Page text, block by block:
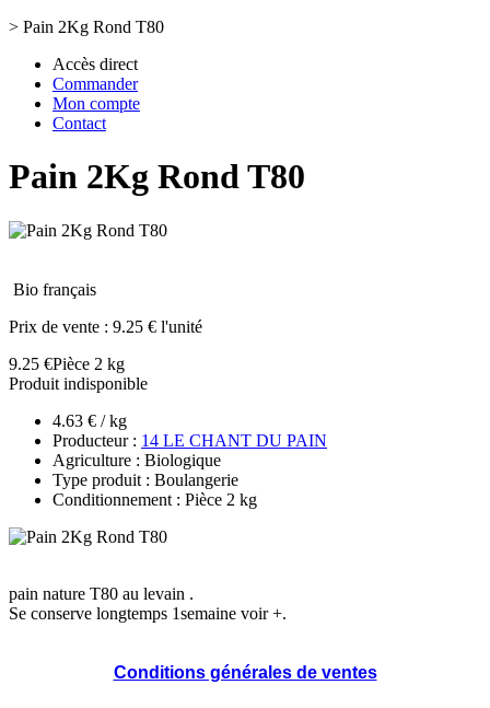
> Pain 2Kg Rond T80
Accès direct
Commander
Mon compte
Contact
Pain 2Kg Rond T80
Bio français
Prix de vente : 9.25 € l'unité
9.25 €Pièce 2 kg
Produit indisponible
4.63 € / kg
Producteur : 14 LE CHANT DU PAIN
Agriculture : Biologique
Type produit : Boulangerie
Conditionnement : Pièce 2 kg
pain nature T80 au levain .
Se conserve longtemps 1semaine voir +.
Conditions générales de ventes